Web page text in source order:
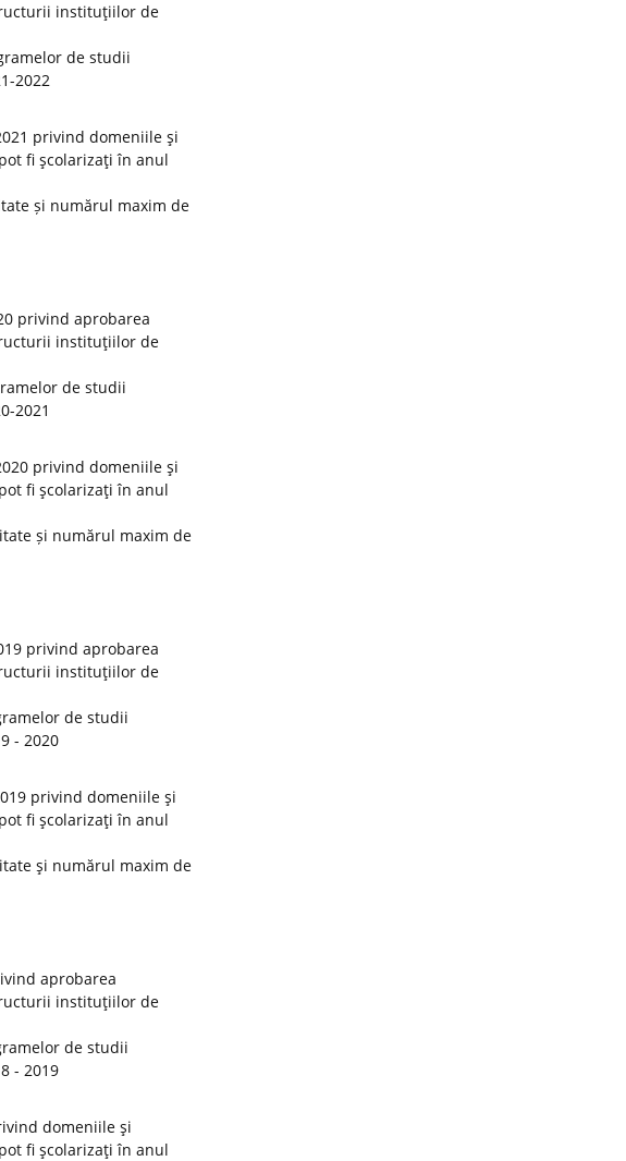
instituţiilor de
de studii
2022
privind domeniile şi
fi şcolarizaţi în anul
și numărul maxim de
privind aprobarea
instituţiilor de
de studii
2021
privind domeniile şi
fi şcolarizaţi în anul
și numărul maxim de
privind aprobarea
instituţiilor de
de studii
- 2020
privind domeniile şi
fi şcolarizaţi în anul
şi numărul maxim de
aprobarea
instituţiilor de
de studii
- 2019
domeniile şi
fi şcolarizaţi în anul